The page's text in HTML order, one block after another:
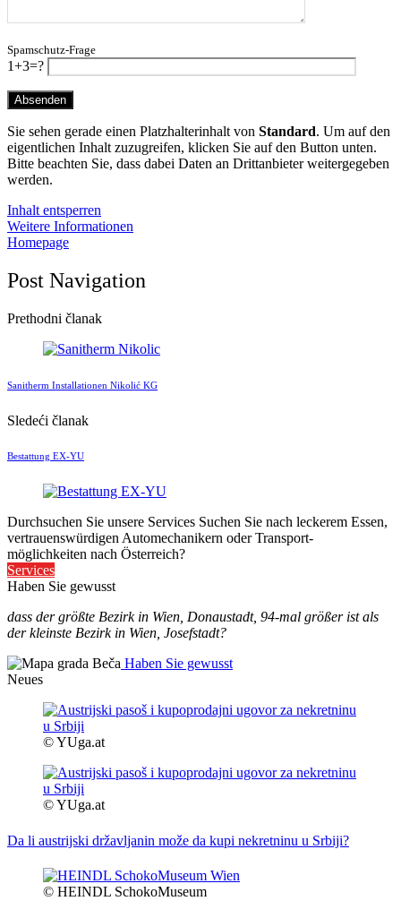
Spamschutz-Frage
1+3=?
Sie sehen gerade einen Platzhalterinhalt von Standard. Um auf den
eigentlichen Inhalt zuzugreifen, klicken Sie auf den Button unten.
Bitte beachten Sie, dass dabei Daten an Drittanbieter weitergegeben
werden.
Inhalt entsperren
Weitere Informationen
Homepage
Post Navigation
Prethodni članak
Sanitherm Installationen Nikolić KG
Sledeći članak
Bestattung EX-YU
Durchsuchen Sie unsere Services Suchen Sie nach leckerem Essen,
vertrauenswürdigen Automechanikern oder Transport-
möglichkeiten nach Österreich?
Services
Haben Sie gewusst
dass der größte Bezirk in Wien, Donaustadt, 94-mal größer ist als
der kleinste Bezirk in Wien, Josefstadt?
Haben Sie gewusst
Neues
© YUga.at
© YUga.at
Da li austrijski državljanin može da kupi nekretninu u Srbiji?
© HEINDL SchokoMuseum